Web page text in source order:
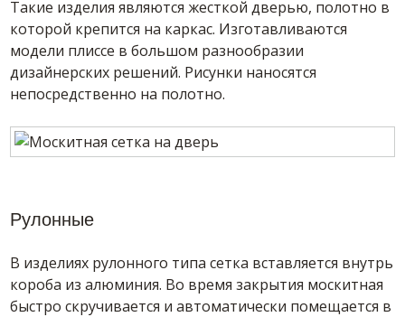
Такие изделия являются жесткой дверью, полотно в
которой крепится на каркас. Изготавливаются
модели плиссе в большом разнообразии
дизайнерских решений. Рисунки наносятся
непосредственно на полотно.
Рулонные
В изделиях рулонного типа сетка вставляется внутрь
короба из алюминия. Во время закрытия москитная
быстро скручивается и автоматически помещается в